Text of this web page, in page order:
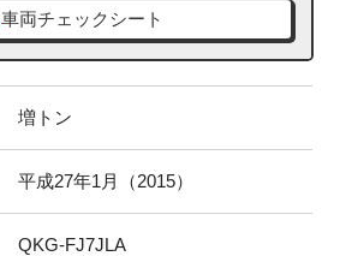
車両チェックシート
増トン
平成27年1月（2015）
QKG-FJ7JLA